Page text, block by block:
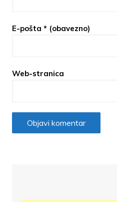
E-pošta * (obavezno)
Web-stranica